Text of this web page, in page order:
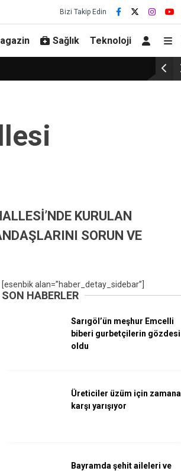
Bizi Takip Edin
Sağlık Teknoloji
KURULAN
SORUN VE
[esenbik alan=”haber_detay_sidebar”]
SON HABERLER
Sarıgöl’ün meşhur Emcelli
biberi gurbetçilerin gözdesi
oldu
Üreticiler üzüm için zamana
karşı yarışıyor
Bayramda şehit aileleri ve